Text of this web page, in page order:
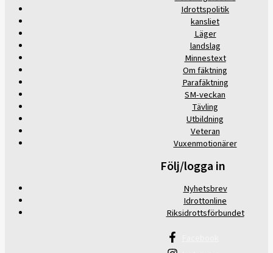
Idrottspolitik
kansliet
Läger
landslag
Minnestext
Om fäktning
Parafäktning
SM-veckan
Tävling
Utbildning
Veteran
Vuxenmotionärer
Följ/logga in
Nyhetsbrev
Idrottonline
Riksidrottsförbundet